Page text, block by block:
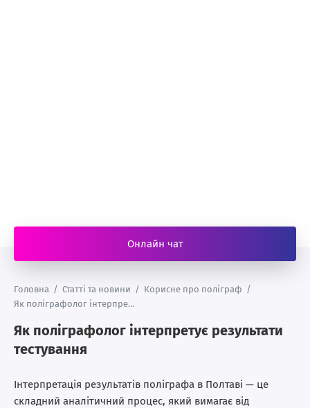
Онлайн чат
Головна / Статті та новини / Корисне про поліграф /
Як поліграфолог інтерпретує результати тестування
Як поліграфолог інтерпретує результати
тестування
Інтерпретація результатів поліграфа в Полтаві — це
складний аналітичний процес, який вимагає від